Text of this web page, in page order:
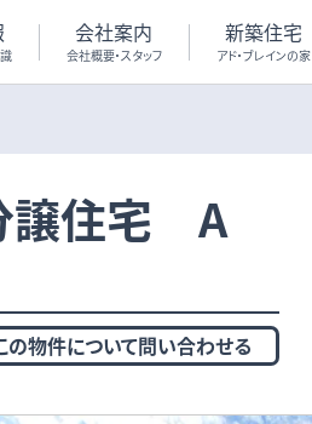
会社案内
会社概要・スタッフ
新築住宅
アド・ブレインの家
譲住宅 A
の物件について問い合わせる